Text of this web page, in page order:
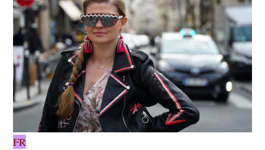
TROUVAILLES ET MES
ENVIES DANS LA MODE, LE
LUXE ET LA BEAUTÉ EN Y
AJOUTANT MON PETIT
GRAIN DE FOLIE ET MES
FR